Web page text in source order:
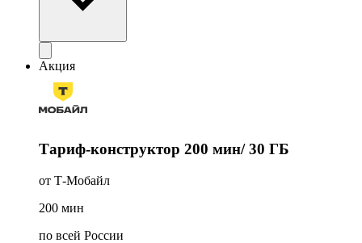
Акция
Тариф-конструктор 200 мин/ 30 ГБ
от Т‑Мобайл
200 мин
по всей России